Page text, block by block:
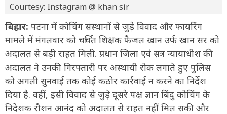
Courtesy: Instagram @ khan sir
बिहार: पटना में कोचिंग संस्थानों से जुड़े विवाद और फायरिंग
मामले में मंगलवार को चर्चित शिक्षक फैजल खान उर्फ खान सर को
अदालत से बड़ी राहत मिली. प्रधान जिला एवं सत्र न्यायाधीश की
अदालत ने उनकी गिरफ्तारी पर अस्थायी रोक लगाते हुए पुलिस
को अगली सुनवाई तक कोई कठोर कार्रवाई न करने का निर्देश
दिया है. वहीं, इसी विवाद से जुड़े दूसरे पक्ष ज्ञान बिंदु कोचिंग के
निदेशक रौशन आनंद को अदालत से राहत नहीं मिल सकी और